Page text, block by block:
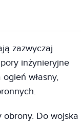
zazwyczaj
inżynieryjne
własny,
obrony. Do wojska